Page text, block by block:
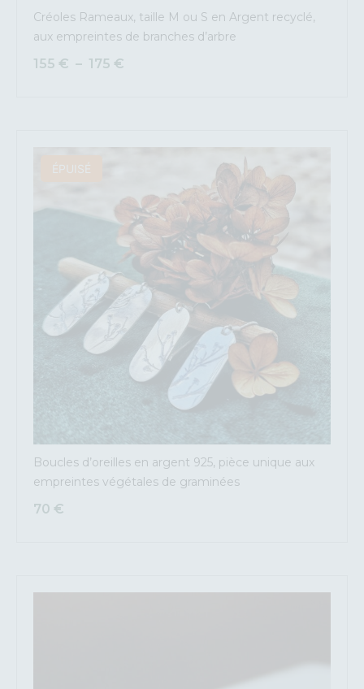
Créoles Rameaux, taille M ou S en Argent recyclé,
aux empreintes de branches d’arbre
155 € – 175 €
Boucles d’oreilles en argent 925, pièce unique aux
empreintes végétales de graminées
70 €
ÉPUISÉ